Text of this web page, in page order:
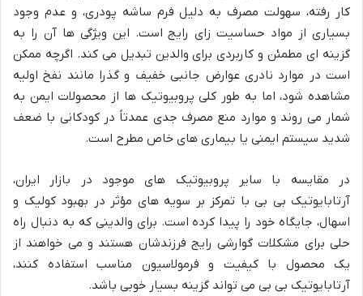
کار رفته، سهولت مصرف به دلیل فرم ساشه پودری، و عدم وجود
بسیاری از مواد حساسیت زای رایج است. این ویژگی ها آن را به
گزینه ای مطمئن و کاربردی برای والدین تبدیل می کند. اگرچه ممکن
است در موارد نادری عوارض جانبی خفیف و گذرا مانند نفخ اولیه
مشاهده شود، اما به طور کلی پروبیوتیک ها از محصولات ایمن به
شمار می روند و موارد منع مصرف جدی عمدتاً در کودکانی با ضعف
شدید سیستم ایمنی یا بیماری های خاص مطرح است.
در مقایسه با سایر پروبیوتیک های موجود در بازار ایران،
آرتابایوتیک بی بی با تمرکز بر سویه های مؤثر در بهبود کولیک و
اسهال، جایگاه خود را پیدا کرده است. برای والدینی که به دنبال راه
حلی برای مشکلات گوارشی رایج فرزندشان هستند و می خواهند از
یک محصول با کیفیت و فرمولاسیون مناسب استفاده کنند،
آرتابایوتیک بی بی می تواند گزینه بسیار خوبی باشد.